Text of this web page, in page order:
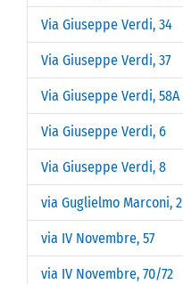
Via Giuseppe Verdi, 34
Via Giuseppe Verdi, 37
Via Giuseppe Verdi, 58A
Via Giuseppe Verdi, 6
Via Giuseppe Verdi, 8
via Guglielmo Marconi, 2
via IV Novembre, 57
via IV Novembre, 70/72